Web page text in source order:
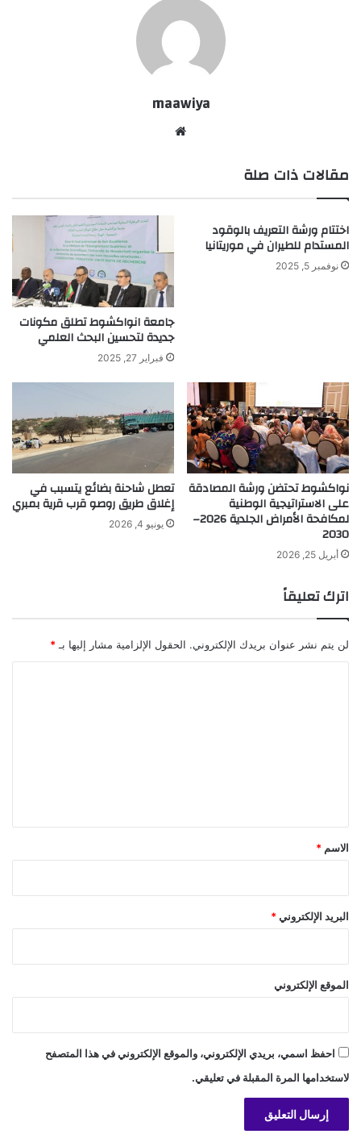
maawiya
مقالات ذات صلة
اختتام ورشة التعريف بالوقود
المستدام للطيران في موريتانيا
نوفمبر 5, 2025
جامعة انواكشوط تطلق مكونات
جديدة لتحسين البحث العلمي
فبراير 27, 2025
نواكشوط تحتضن ورشة المصادقة
على الاستراتيجية الوطنية
لمكافحة الأمراض الجلدية 2026–
2030
أبريل 25, 2026
تعطل شاحنة بضائع يتسبب في
إغلاق طريق روصو قرب قرية بمبري
يونيو 4, 2026
اترك تعليقاً
لن يتم نشر عنوان بريدك الإلكتروني. الحقول الإلزامية مشار إليها بـ *
*
الاسم *
البريد الإلكتروني *
الموقع الإلكتروني
احفظ اسمي، بريدي الإلكتروني، والموقع الإلكتروني في هذا المتصفح
لاستخدامها المرة المقبلة في تعليقي.